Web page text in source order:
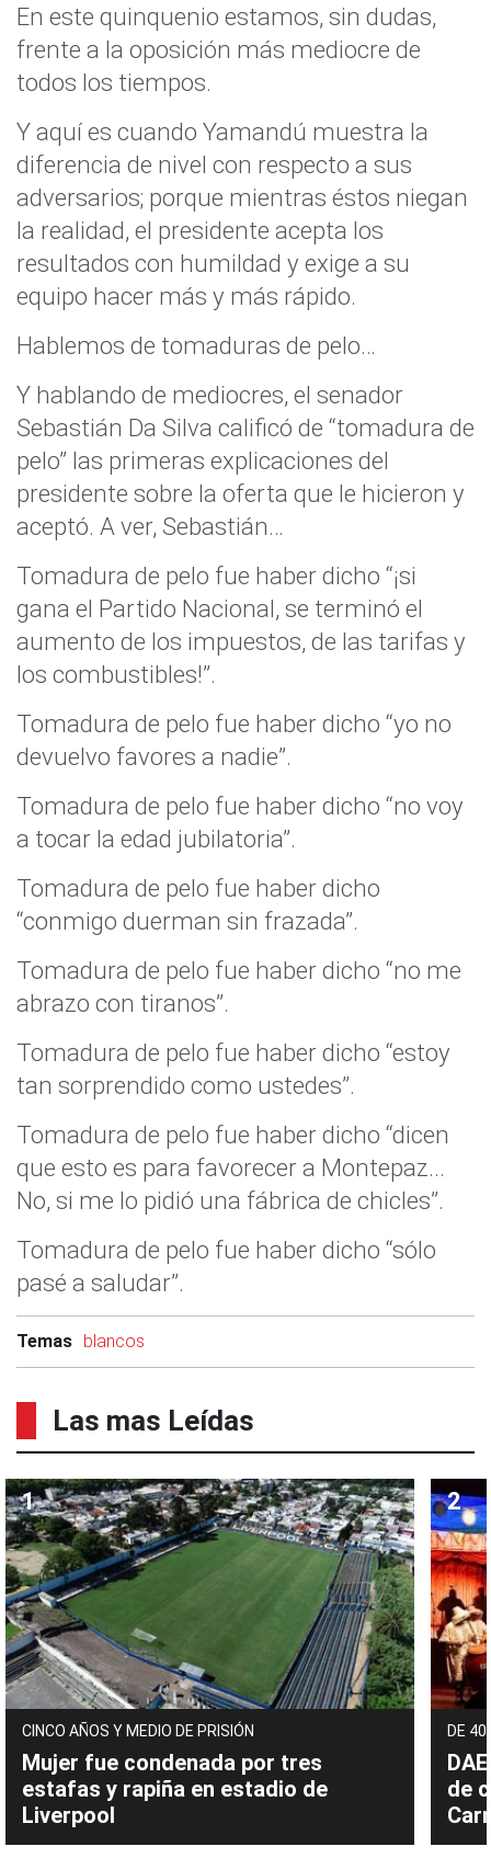
En este quinquenio estamos, sin dudas,
frente a la oposición más mediocre de
todos los tiempos.
Y aquí es cuando Yamandú muestra la
diferencia de nivel con respecto a sus
adversarios; porque mientras éstos niegan
la realidad, el presidente acepta los
resultados con humildad y exige a su
equipo hacer más y más rápido.
Hablemos de tomaduras de pelo…
Y hablando de mediocres, el senador
Sebastián Da Silva calificó de “tomadura de
pelo” las primeras explicaciones del
presidente sobre la oferta que le hicieron y
aceptó. A ver, Sebastián…
Tomadura de pelo fue haber dicho “¡si
gana el Partido Nacional, se terminó el
aumento de los impuestos, de las tarifas y
los combustibles!”.
Tomadura de pelo fue haber dicho “yo no
devuelvo favores a nadie”.
Tomadura de pelo fue haber dicho “no voy
a tocar la edad jubilatoria”.
Tomadura de pelo fue haber dicho
“conmigo duerman sin frazada”.
Tomadura de pelo fue haber dicho “no me
abrazo con tiranos”.
Tomadura de pelo fue haber dicho “estoy
tan sorprendido como ustedes”.
Tomadura de pelo fue haber dicho “dicen
que esto es para favorecer a Montepaz...
No, si me lo pidió una fábrica de chicles”.
Tomadura de pelo fue haber dicho “sólo
pasé a saludar”.
Temas blancos
Las mas Leídas
CINCO AÑOS Y MEDIO DE PRISIÓN
Mujer fue condenada por tres
estafas y rapiña en estadio de
Liverpool
DE 40
de